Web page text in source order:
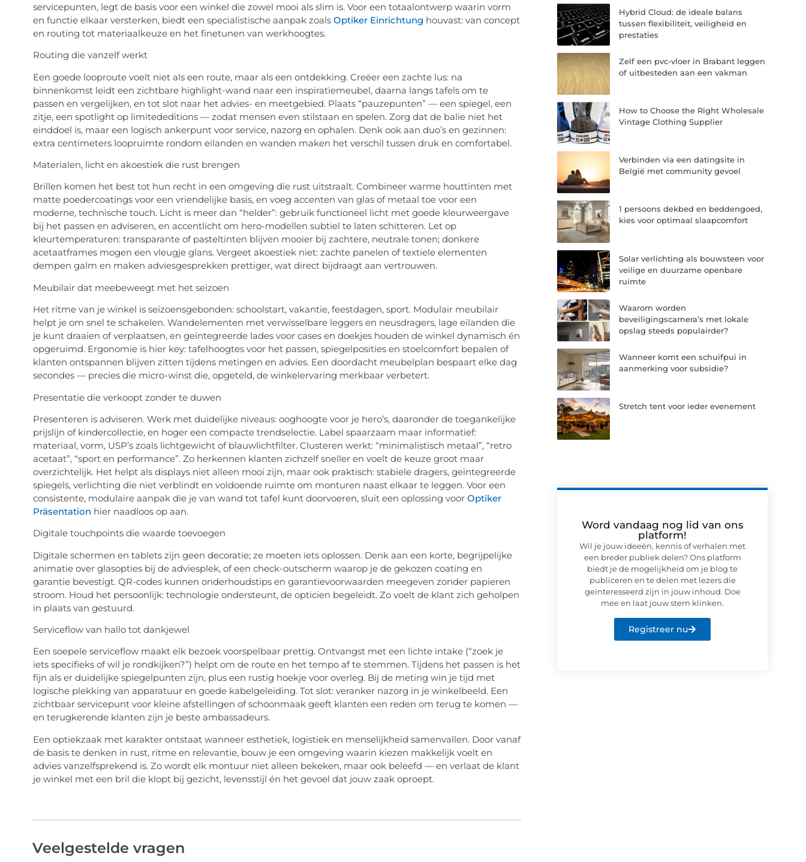
servicepunten, legt de basis voor een winkel die zowel mooi als slim is. Voor een totaalontwerp waarin vorm
en functie elkaar versterken, biedt een specialistische aanpak zoals Optiker Einrichtung houvast: van concept
en routing tot materiaalkeuze en het finetunen van werkhoogtes.
Routing die vanzelf werkt
Een goede looproute voelt niet als een route, maar als een ontdekking. Creëer een zachte lus: na
binnenkomst leidt een zichtbare highlight-wand naar een inspiratiemeubel, daarna langs tafels om te
passen en vergelijken, en tot slot naar het advies- en meetgebied. Plaats “pauzepunten” — een spiegel, een
zitje, een spotlight op limitededitions— zodat mensen even stilstaan en spelen. Zorg dat de balie niet het
einddoel is, maar een logisch ankerpunt voor service, nazorg en ophalen. Denk ook aan duo’s en gezinnen:
extra centimeters loopruimte rondom eilanden en wanden maken het verschil tussen druk en comfortabel.
Materialen, licht en akoestiek die rust brengen
Brillen komen het best tot hun recht in een omgeving die rust uitstraalt. Combineer warme houttinten met
matte poedercoatings voor een vriendelijke basis, en voeg accenten van glas of metaal toe voor een
moderne, technische touch. Licht is meer dan “helder”: gebruik functioneel licht met goede kleurweergave
bij het passen en adviseren, en accentlicht om hero-modellen subtiel te laten schitteren. Let op
kleurtemperaturen: transparante of pasteltinten blijven mooier bij zachtere, neutrale tonen; donkere
acetaatframes mogen een vleugje glans. Vergeet akoestiek niet: zachte panelen of textiele elementen
dempen galm en maken adviesgesprekken prettiger, wat direct bijdraagt aan vertrouwen.
Meubilair dat meebeweegt met het seizoen
Het ritme van je winkel is seizoensgebonden: schoolstart, vakantie, feestdagen, sport. Modulair meubilair
helpt je om snel te schakelen. Wandelementen met verwisselbare leggers en neusdragers, lage eilanden die
je kunt draaien of verplaatsen, en geïntegreerde lades voor cases en doekjes houden de winkel dynamisch én
opgeruimd. Ergonomie is hier key: tafelhoogtes voor het passen, spiegelposities en stoelcomfort bepalen of
klanten ontspannen blijven zitten tijdens metingen en advies. Een doordacht meubelplan bespaart elke dag
secondes — precies die micro-winst die, opgeteld, de winkelervaring merkbaar verbetert.
Presentatie die verkoopt zonder te duwen
Presenteren is adviseren. Werk met duidelijke niveaus: ooghoogte voor je hero’s, daaronder de toegankelijke
prijslijn of kindercollectie, en hoger een compacte trendselectie. Label spaarzaam maar informatief:
materiaal, vorm, USP’s zoals lichtgewicht of blauwlichtfilter. Clusteren werkt: “minimalistisch metaal”, “retro
acetaat”, “sport en performance”. Zo herkennen klanten zichzelf sneller en voelt de keuze groot maar
overzichtelijk. Het helpt als displays niet alleen mooi zijn, maar ook praktisch: stabiele dragers, geïntegreerde
spiegels, verlichting die niet verblindt en voldoende ruimte om monturen naast elkaar te leggen. Voor een
consistente, modulaire aanpak die je van wand tot tafel kunt doorvoeren, sluit een oplossing voor Optiker
Präsentation hier naadloos op aan.
Digitale touchpointsdie waarde toevoegen
Digitale schermen en tablets zijn geen decoratie; ze moeten iets oplossen. Denk aan een korte, begrijpelijke
animatie over glasopties bij de adviesplek, of een check-outscherm waarop je de gekozen coating en
garantie bevestigt. QR-codes kunnen onderhoudstips en garantievoorwaarden meegeven zonder papieren
stroom. Houd het persoonlijk: technologie ondersteunt, de opticien begeleidt. Zo voelt de klant zich geholpen
in plaats van gestuurd.
Serviceflow van hallo tot dankjewel
Een soepele serviceflow maakt elk bezoek voorspelbaar prettig. Ontvangst met een lichte intake (“zoek je
iets specifieks of wil je rondkijken?”) helpt om de route en het tempo af te stemmen. Tijdens het passen is het
fijn als er duidelijke spiegelpunten zijn, plus een rustig hoekje voor overleg. Bij de meting win je tijd met
logische plekking van apparatuur en goede kabelgeleiding. Tot slot: veranker nazorg in je winkelbeeld. Een
zichtbaar servicepunt voor kleine afstellingen of schoonmaak geeft klanten een reden om terug te komen —
en terugkerende klanten zijn je beste ambassadeurs.
Een optiekzaak met karakter ontstaat wanneer esthetiek, logistiek en menselijkheid samenvallen. Door vanaf
de basis te denken in rust, ritme en relevantie, bouw je een omgeving waarin kiezen makkelijk voelt en
advies vanzelfsprekend is. Zo wordt elk montuur niet alleen bekeken, maar ook beleefd — en verlaat de klant
je winkel met een bril die klopt bij gezicht, levensstijl én het gevoel dat jouw zaak oproept.
Veelgestelde vragen
Hybrid Cloud: de ideale balans
tussen flexibiliteit, veiligheid en
prestaties
Zelf een pvc-vloer in Brabant leggen
of uitbesteden aan een vakman
How to Choose the Right Wholesale
Vintage Clothing Supplier
Verbinden via een datingsite in
België met community gevoel
1 persoons dekbed en beddengoed,
kies voor optimaal slaapcomfort
Solar verlichting als bouwsteen voor
veilige en duurzame openbare
ruimte
Waarom worden
beveiligingscamera’s met lokale
opslag steeds populairder?
Wanneer komt een schuifpui in
aanmerking voor subsidie?
Stretch tent voor ieder evenement
Word vandaag nog lid van ons
platform!
Wil je jouw ideeën, kennis of verhalen met
een breder publiek delen? Ons platform
biedt je de mogelijkheid om je blog te
publiceren en te delen met lezers die
geïnteresseerd zijn in jouw inhoud. Doe
mee en laat jouw stem klinken.
Registreer nu